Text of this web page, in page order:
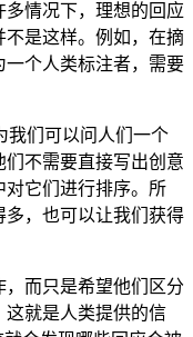
情况下，理想的回应
是这样。例如，在摘
个人类标注者，需要
们可以问人们一个
不需要直接写出创意
对它们进行排序。所
，也可以让我们获得
而只是希望他们区分
这就是人类提供的信